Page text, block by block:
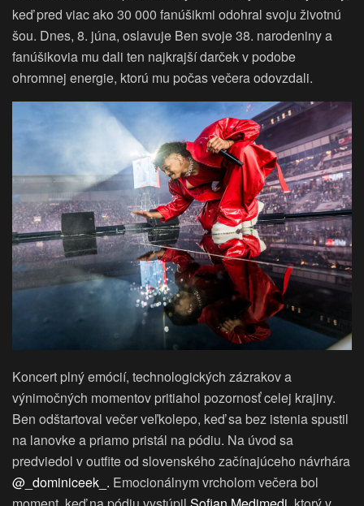
keď pred viac ako 30 000 fanúšikmi odohral svoju životnú
šou. Dnes, 8. júna, oslavuje Ben svoje 38. narodeniny a
fanúšikovia mu dali ten najkrajší darček v podobe
ohromnej energie, ktorú mu počas večera odovzdali.
Koncert plný emócií, technologických zázrakov a
výnimočných momentov pritiahol pozornosť celej krajiny.
Ben odštartoval večer veľkolepo, keď sa bez istenia spustil
na lanovke a priamo pristál na pódiu. Na úvod sa
predviedol v outfite od slovenského začínajúceho návrhára
@_dominiceek_. Emocionálnym vrcholom večera bol